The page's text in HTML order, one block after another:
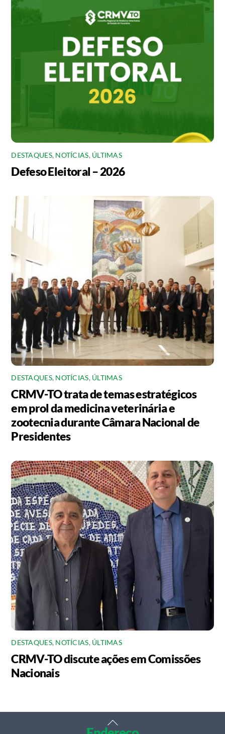
DESTAQUES, NOTÍCIAS, ÚLTIMAS
Defeso Eleitoral – 2026
DESTAQUES, NOTÍCIAS, ÚLTIMAS
CRMV-TO trata de temas estratégicos
em prol da medicina veterinária e
zootecnia durante Câmara Nacional de
Presidentes
DESTAQUES, NOTÍCIAS, ÚLTIMAS
CRMV-TO discute ações em Comissões
Nacionais
Back